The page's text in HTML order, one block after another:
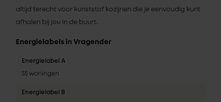
altijd terecht voor kunststof kozijnen die je eenvoudig kunt
afhalen bij jou in de buurt.
Energielabels in Vragender
Energielabel A
55 woningen
Energielabel B